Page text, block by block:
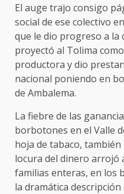
El auge trajo consigo
social de ese colectivo
que le dio progreso a la
proyectó al Tolima
productora y dio
nacional poniendo en
de Ambalema.
La fiebre de las
borbotones en el Valle
hoja de tabaco,
locura del dinero
familias enteras, en los
la dramática